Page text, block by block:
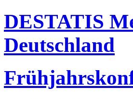
DESTATIS
Deutschland